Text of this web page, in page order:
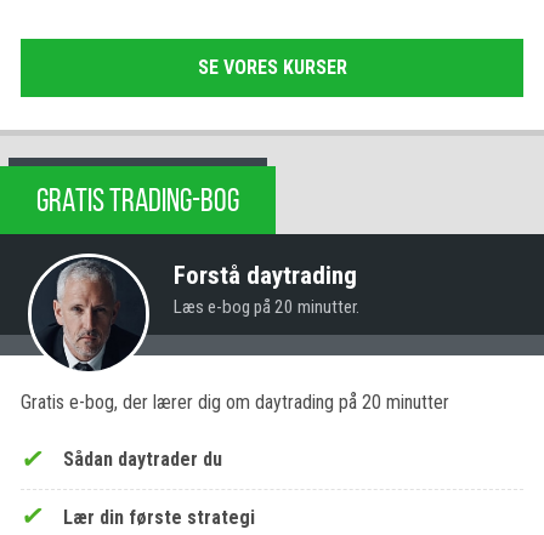
SE VORES KURSER
GRATIS TRADING-BOG
Forstå daytrading
Læs e-bog på 20 minutter.
Gratis e-bog, der lærer dig om daytrading på 20 minutter
Sådan daytrader du
Lær din første strategi